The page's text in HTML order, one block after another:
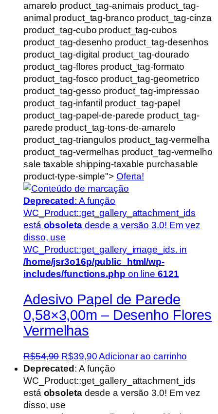
amarelo product_tag-animais product_tag-
animal product_tag-branco product_tag-cinza
product_tag-cubo product_tag-cubos
product_tag-desenho product_tag-desenhos
product_tag-digital product_tag-dourado
product_tag-flores product_tag-formato
product_tag-fosco product_tag-geometrico
product_tag-gesso product_tag-impressao
product_tag-infantil product_tag-papel
product_tag-papel-de-parede product_tag-
parede product_tag-tons-de-amarelo
product_tag-triangulos product_tag-vermelha
product_tag-vermelhas product_tag-vermelho
sale taxable shipping-taxable purchasable
product-type-simple"> Oferta!
Deprecated : A função
WC_Product::get_gallery_attachment_ids
está obsoletadesde a versão 3.0! Em vez
disso, use
WC_Product::get_gallery_image_ids. in
/home/jsr3o16p/public_html/wp-
includes/functions.php on line 6121
Adesivo Papel de Parede
0,58×3,00m – Desenho Flores
Vermelhas
R$54,90 O
preço
original
era:
R$54,90.
R$39,90O
preço
atual
é:
Adicionar ao carrinho
Deprecated: A função
WC_Product::get_gallery_attachment_ids
está obsoletadesde a versão 3.0! Em vez
disso, use